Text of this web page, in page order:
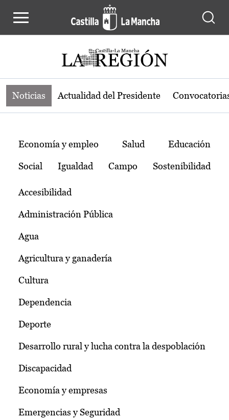
Noticias de la región de Castilla-La
Noticias Actualidad del Presidente
Temas
Economía y empleo Salud Educación
Social Igualdad Campo Sostenibilidad
Accesibilidad
Administración Pública
Agua
Agricultura y ganadería
Cultura
Dependencia
Deporte
Desarrollo rural y lucha contra la despoblación
Discapacidad
Economía y empresas
Emergencias y Seguridad